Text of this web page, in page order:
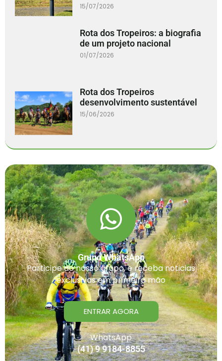
15/07/2026
Rota dos Tropeiros: a biografia
de um projeto nacional
01/07/2026
Rota dos Tropeiros
desenvolvimento sustentável
15/06/2026
Grupo WhatsApp
Participe do nosso grupo, e receba noticias
exclusivas em primeira mão
ENTRAR AGORA
WhatsApp
(41) 9 9184-8855